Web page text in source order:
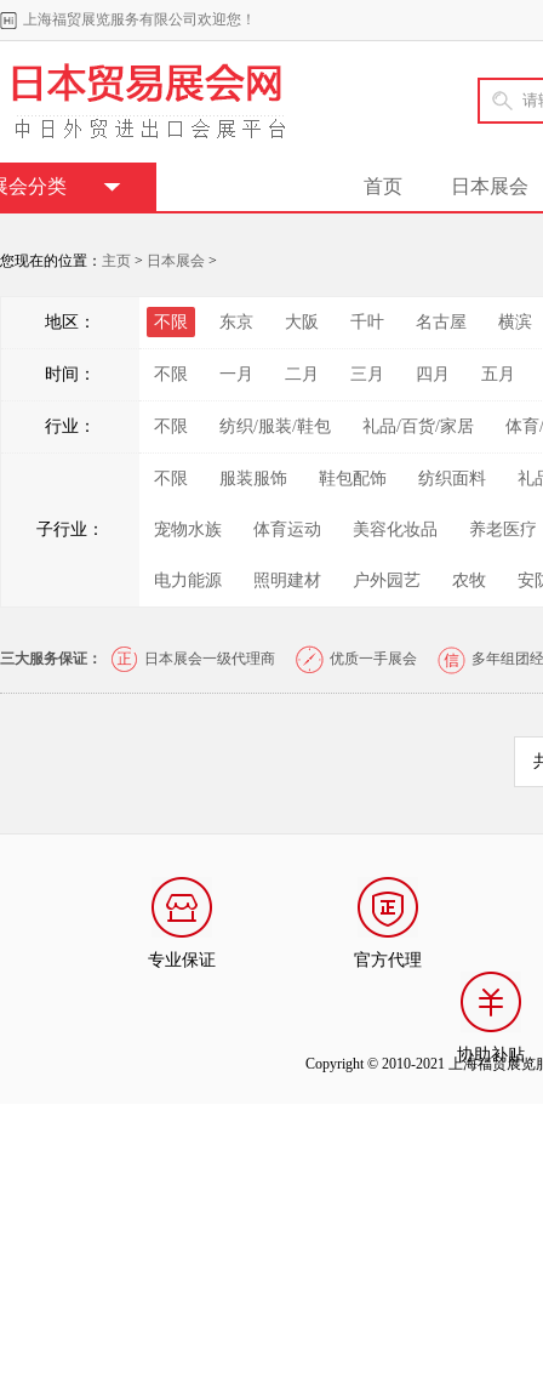
上海福贸展览服务有限公司欢迎您！
首页 日本展会
会分类
您现在的位置： 主页 > 日本展会 >
地区： 不限 东京 大阪 千叶 名古屋 横滨
时间： 不限 一月 二月 三月 四月 五月
行业： 不限 纺织/服装/鞋包 礼品/百货/家居 体育
子行业：
不限 服装服饰 鞋包配饰 纺织面料 礼
宠物水族 体育运动 美容化妆品 养老医疗
电力能源 照明建材 户外园艺 农牧 安
三大服务保证： 日本展会一级代理商 优质一手展会 多年组团
专业保证 官方代理
协助补贴
Copyright © 2010-2021 上海福贸展